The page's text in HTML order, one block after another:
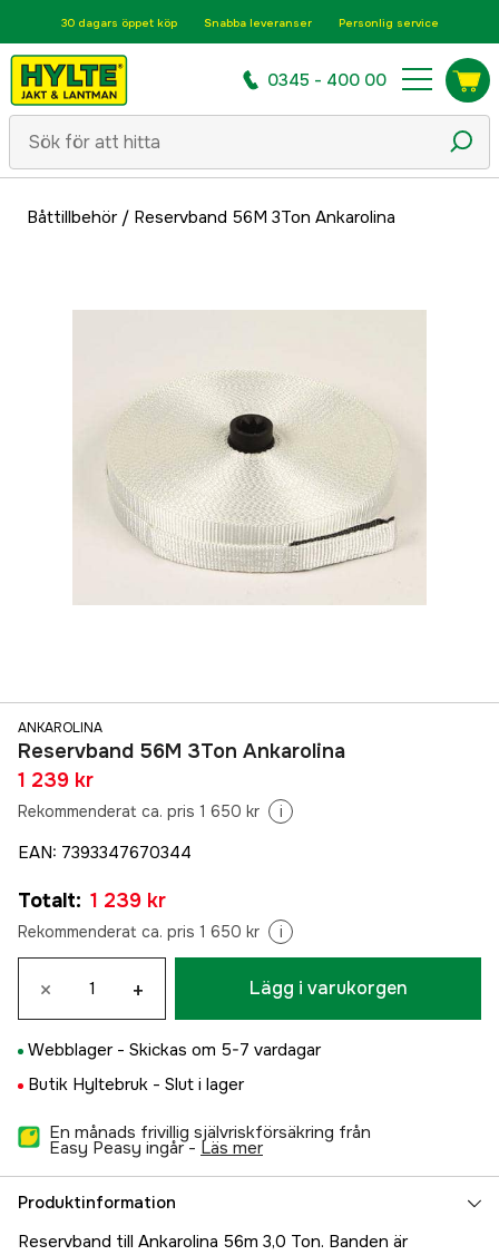
30 dagars öppet köp Snabba leveranser Personlig service
0345 - 400 00
Båttillbehör/ Reservband 56M 3Ton Ankarolina
ANKAROLINA
Reservband 56M 3Ton Ankarolina
1 239 kr
Rekommenderat ca. pris 1 650 kr i
EAN: 7393347670344
Totalt: 1 239 kr
Rekommenderat ca. pris 1 650 kr i
× + Lägg i varukorgen
Webblager - Skickas om 5-7 vardagar
Butik Hyltebruk - Slut i lager
En månads frivillig självriskförsäkring från
Easy Peasy ingår - läs mer
Produktinformation
Reservband till Ankarolina 56m 3,0 Ton. Banden är